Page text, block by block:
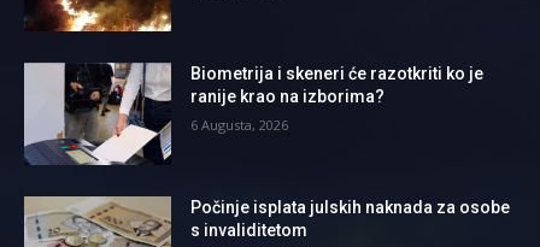
Biometrija i skeneri će razotkriti ko je
ranije krao na izborima?
6 Augusta, 2026
Počinje isplata julskih naknada za osobe
s invaliditetom